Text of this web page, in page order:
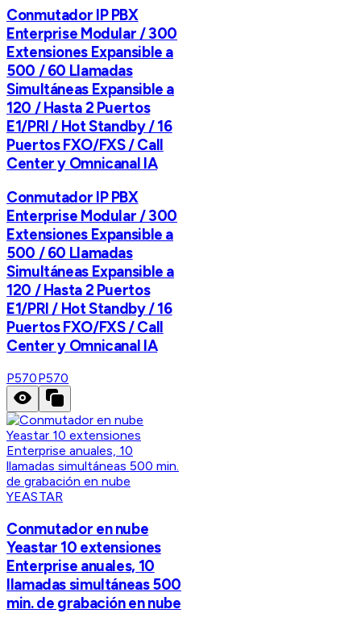
Conmutador IP PBX
Enterprise Modular / 300
Extensiones Expansible a
500 / 60 Llamadas
Simultáneas Expansible a
120 / Hasta 2 Puertos
E1/PRI / Hot Standby / 16
Puertos FXO/FXS / Call
Center y Omnicanal IA
Conmutador IP PBX
Enterprise Modular / 300
Extensiones Expansible a
500 / 60 Llamadas
Simultáneas Expansible a
120 / Hasta 2 Puertos
E1/PRI / Hot Standby / 16
Puertos FXO/FXS / Call
Center y Omnicanal IA
P570P570
YEASTAR
Conmutador en nube
Yeastar 10 extensiones
Enterprise anuales, 10
llamadas simultáneas 500
min. de grabación en nube